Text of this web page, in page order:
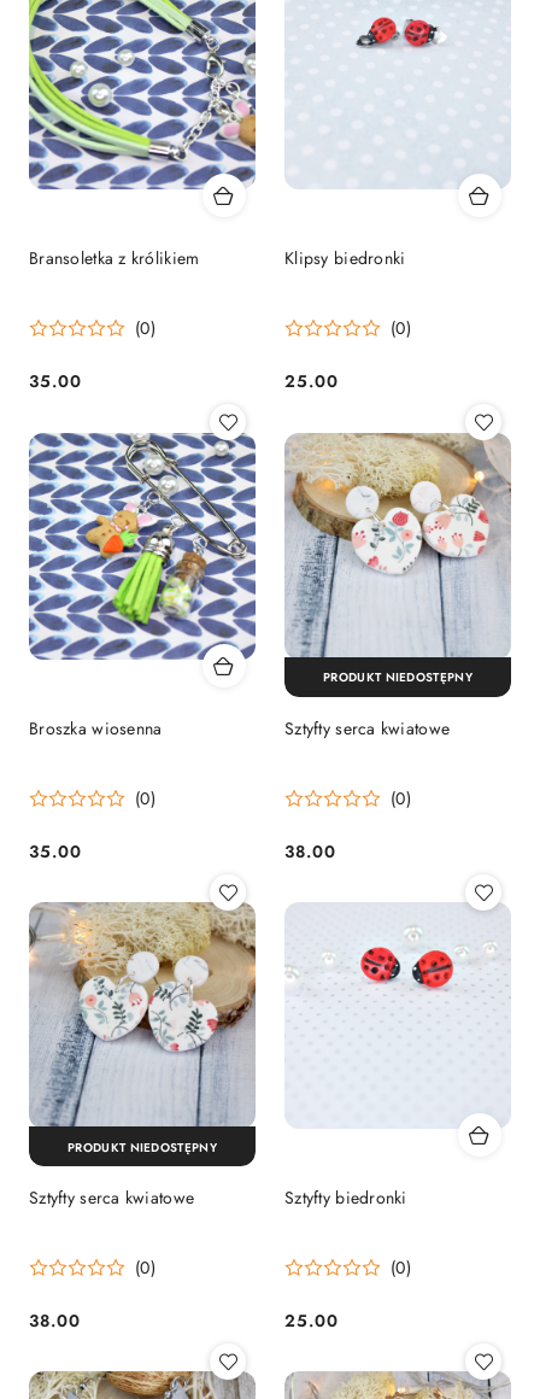
Bransoletka z królikiem
(0)
Cena:
35.00
Klipsy biedronki
(0)
Cena:
25.00
Broszka wiosenna
(0)
Cena:
35.00
Sztyfty serca kwiatowe
(0)
Cena:
38.00
PRODUKT NIEDOSTĘPNY
Sztyfty serca kwiatowe
(0)
Cena:
38.00
PRODUKT NIEDOSTĘPNY
Sztyfty biedronki
(0)
Cena:
25.00